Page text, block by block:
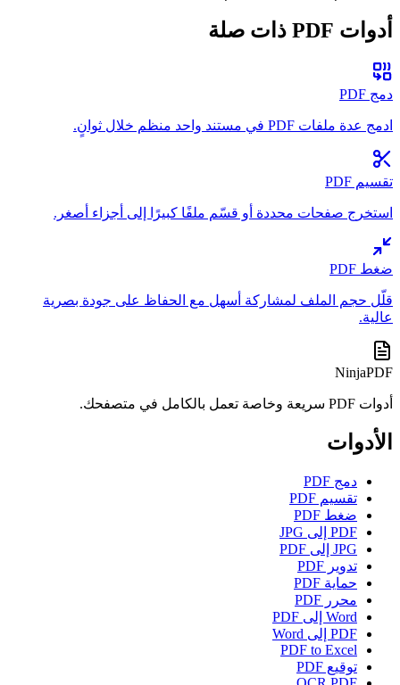
أدوات PDF ذات صلة
دمج PDF
ادمج عدة ملفات PDF في مستند واحد منظم خلال ثوانٍ.
تقسيم PDF
استخرج صفحات محددة أو قسّم ملفًا كبيرًا إلى أجزاء أصغر.
ضغط PDF
قلّل حجم الملف لمشاركة أسهل مع الحفاظ على جودة بصرية
عالية.
NinjaPDF
أدوات PDF سريعة وخاصة تعمل بالكامل في متصفحك.
الأدوات
دمج PDF
تقسيم PDF
ضغط PDF
PDF إلى JPG
JPG إلى PDF
تدوير PDF
حماية PDF
محرر PDF
Word إلى PDF
PDF إلى Word
PDF to Excel
توقيع PDF